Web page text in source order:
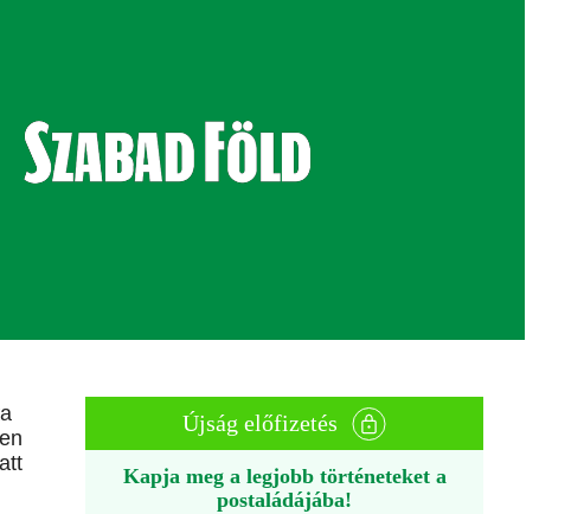
Újság előfizetés
Kapja meg a legjobb történeteket a
postaládájába!